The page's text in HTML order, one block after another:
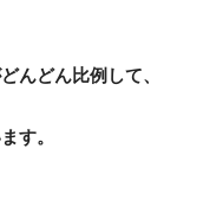
どんどん比例して、
す。